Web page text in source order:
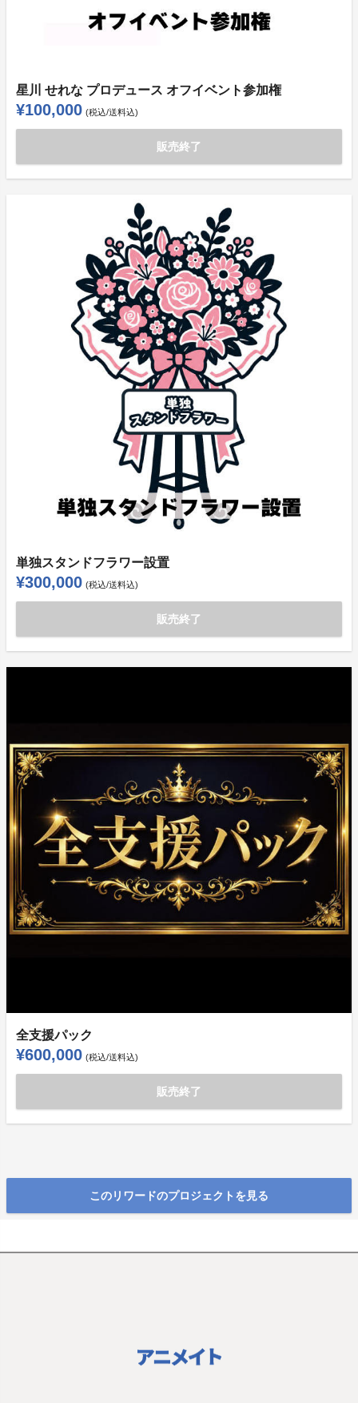
星川 せれな プロデュース オフイベント参加権
¥100,000 (税込/送料込)
販売終了
単独スタンドフラワー設置
¥300,000 (税込/送料込)
販売終了
全支援パック
¥600,000 (税込/送料込)
販売終了
このリワードのプロジェクトを見る